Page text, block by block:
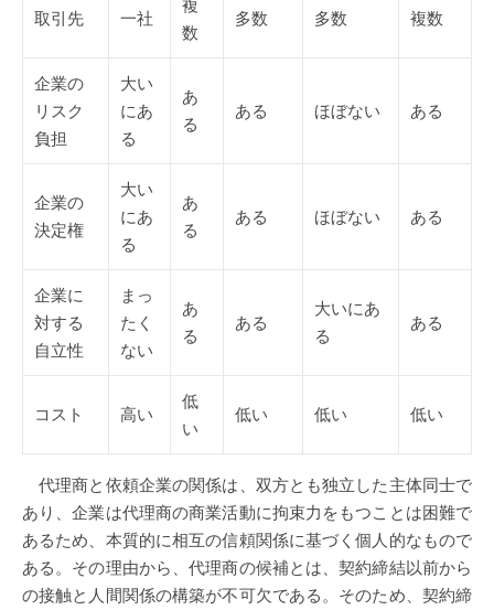
取引先 一社
複
数
多数 多数 複数
企業の
リスク
負担
大い
にあ
る
あ
る
ある ほぼない ある
企業の
決定権
大い
にあ
る
あ
る
ある ほぼない ある
企業に
対する
自立性
まっ
たく
ない
あ
る
ある
大いにあ
る
ある
コスト 高い
低
い
低い 低い 低い
代理商と依頼企業の関係は、双方とも独立した主体同士で
あり、企業は代理商の商業活動に拘束力をもつことは困難で
あるため、本質的に相互の信頼関係に基づく個人的なもので
ある。その理由から、代理商の候補とは、契約締結以前から
の接触と人間関係の構築が不可欠である。そのため、契約締